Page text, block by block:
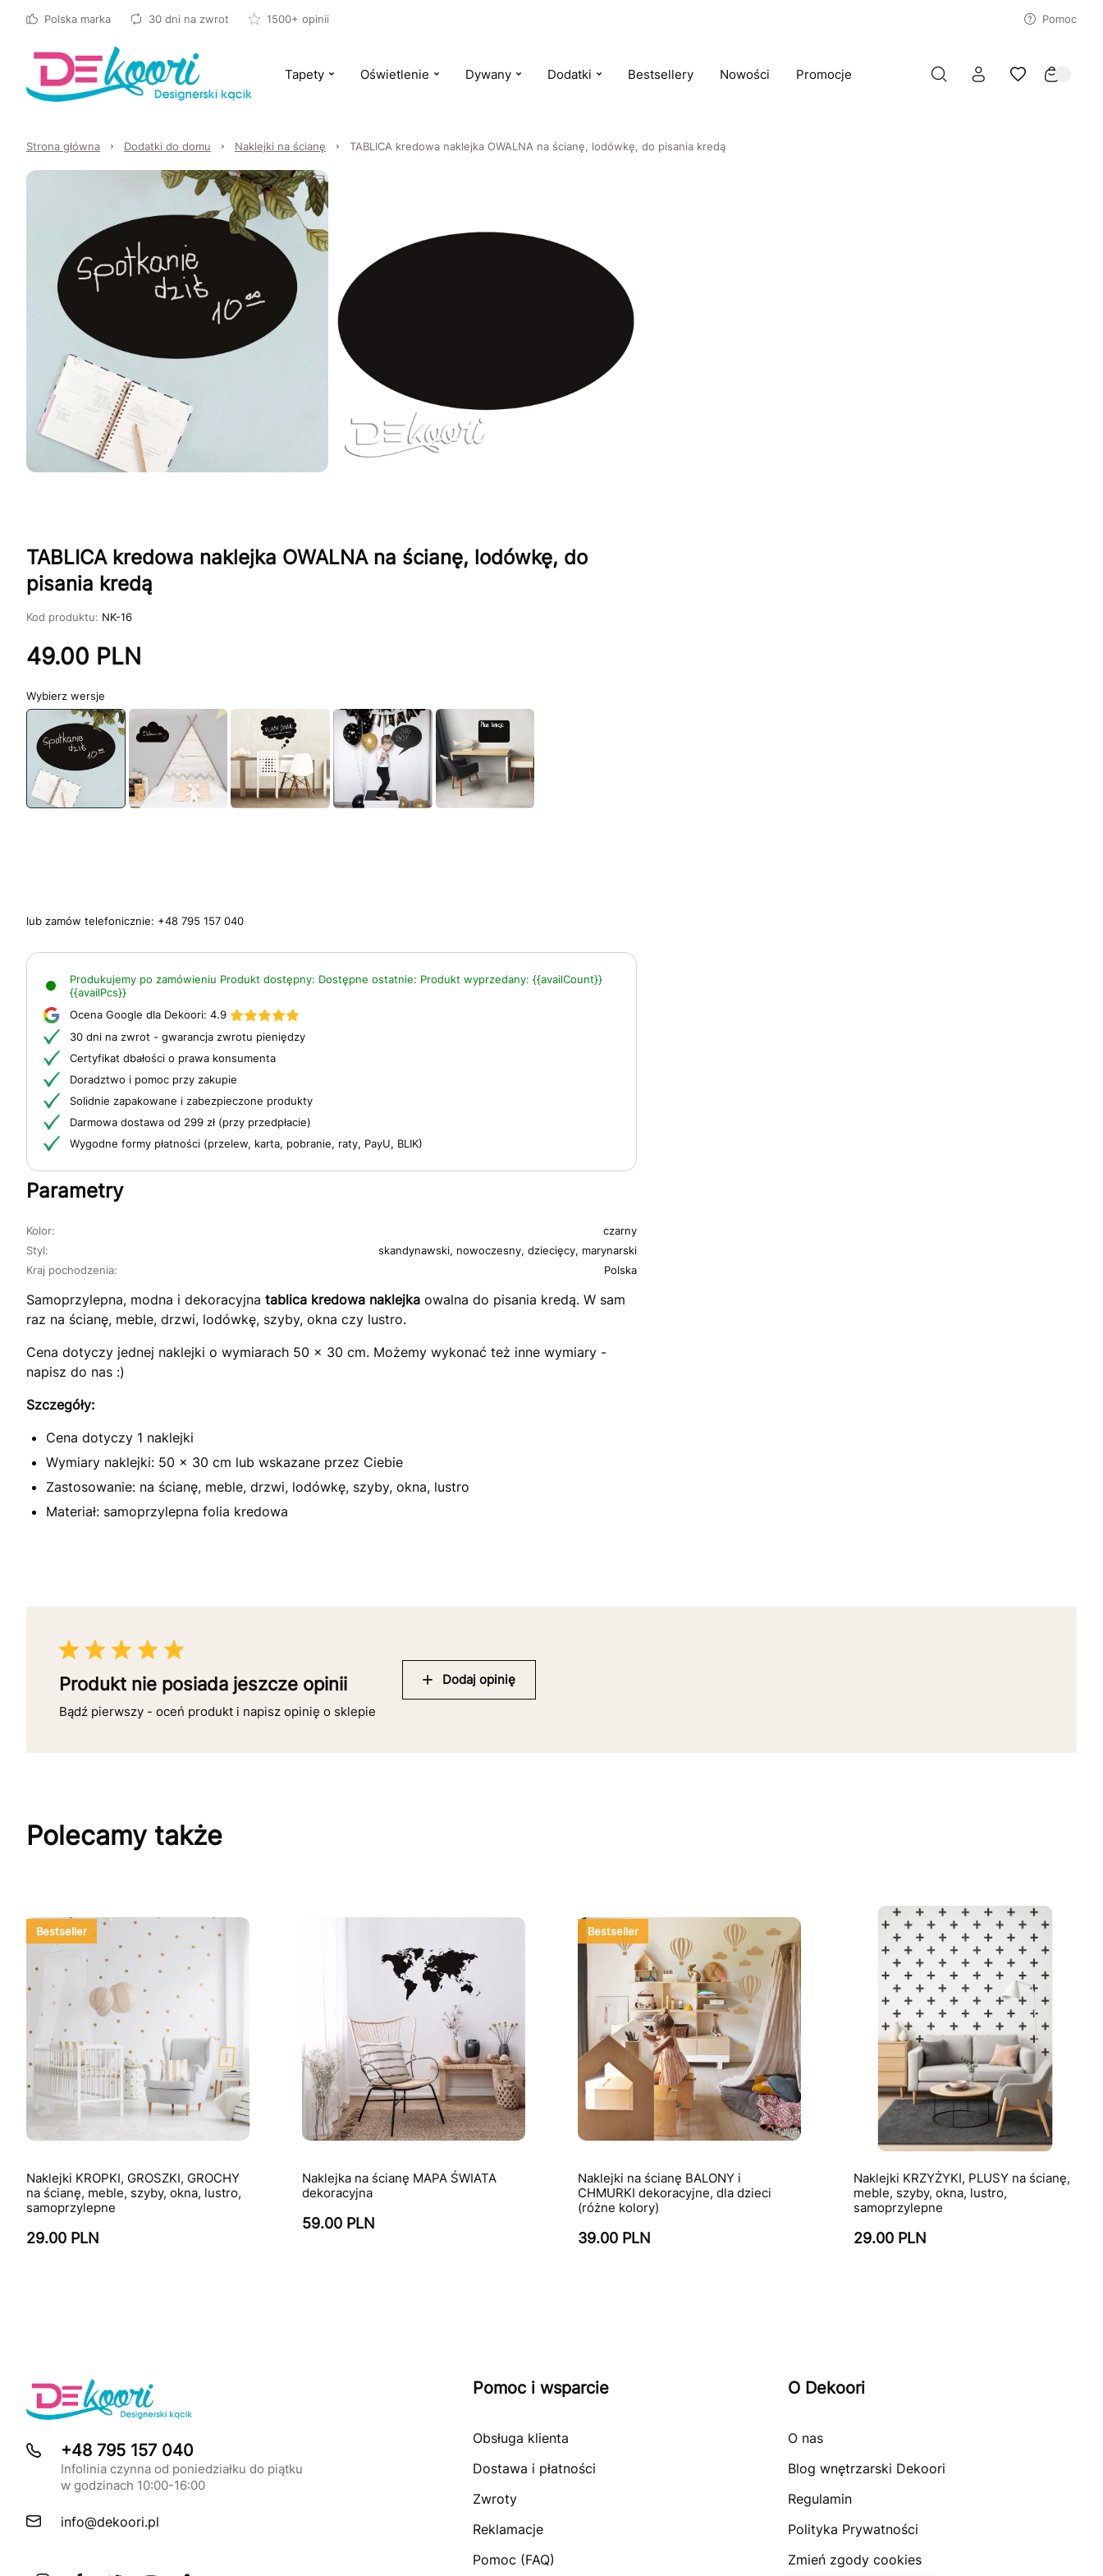
Polska marka 30 dni na zwrot 1500+ opinii Pomoc
Tapety Oświetlenie Dywany Dodatki Bestsellery Nowości Promocje
Strona główna Dodatki do domu Naklejki na ścianę TABLICA kredowa naklejka OWALNA na ścianę, lodówkę, do pisania kredą
TABLICA kredowa naklejka OWALNA na ścianę, lodówkę, do
pisania kredą
Kod produktu: NK-16
49.00 PLN
wersje
lub zamów telefonicznie: +48 795 157 040
Produkujemy po zamówieniu Produkt dostępny: Dostępne ostatnie: Produkt wyprzedany: {{availCount}}
{{availPcs}}
Ocena Google dla Dekoori: 4.9
30 dni na zwrot - gwarancja zwrotu pieniędzy
Certyfikat dbałości o prawa konsumenta
Doradztwo i pomoc przy zakupie
Solidnie zapakowane i zabezpieczone produkty
Darmowa dostawa od 299 zł (przy przedpłacie)
Wygodne formy płatności (przelew, karta, pobranie, raty, PayU, BLIK)
Parametry
Kolor: czarny
Kraj pochodzenia: Polska
Styl: skandynawski, nowoczesny, dziecięcy, marynarski
Samoprzylepna, modna i dekoracyjna tablica kredowa naklejka owalna do pisania kredą. W sam
raz na ścianę, meble, drzwi, lodówkę, szyby, okna czy lustro.
Cena dotyczy jednej naklejki o wymiarach 50 x 30 cm. Możemy wykonać też inne wymiary -
napisz do nas :)
Szczegóły:
Cena dotyczy 1 naklejki
Wymiary naklejki: 50 x 30 cm lub wskazane przez Ciebie
Zastosowanie: na ścianę, meble, drzwi, lodówkę, szyby, okna, lustro
Materiał: samoprzylepna folia kredowa
Produkt nie posiada jeszcze opinii
Bądź pierwszy - oceń produkt i napisz opinię o sklepie
Dodaj opinię
Polecamy także
Bestseller
Naklejki KROPKI, GROSZKI, GROCHY
na ścianę, meble, szyby, okna, lustro,
samoprzylepne
29.00 PLN
Naklejka na ścianę MAPA ŚWIATA
dekoracyjna
59.00 PLN
Bestseller
Naklejki na ścianę BALONY i
CHMURKI dekoracyjne, dla dzieci
(różne kolory)
39.00 PLN
Naklejki KRZYŻYKI, PLUSY na ścianę,
meble, szyby, okna, lustro,
samoprzylepne
29.00 PLN
+48 795 157 040
Infolinia czynna od poniedziałku do piątku
w godzinach 10:00-16:00
info@dekoori.pl
Pomoc i wsparcie
Obsługa klienta
Dostawa i płatności
Zwroty
Reklamacje
Pomoc (FAQ)
O Dekoori
O nas
Blog wnętrzarski Dekoori
Regulamin
Polityka Prywatności
Zmień zgody cookies